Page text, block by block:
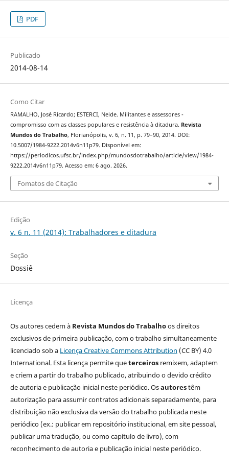
PDF
Publicado
2014-08-14
Como Citar
RAMALHO, José Ricardo; ESTERCI, Neide. Militantes e assessores -
compromisso com as classes populares e resistência à ditadura. Revista
Mundos do Trabalho, Florianópolis, v. 6, n. 11, p. 79–90, 2014. DOI:
10.5007/1984-9222.2014v6n11p79. Disponível em:
https://periodicos.ufsc.br/index.php/mundosdotrabalho/article/view/1984-
9222.2014v6n11p79. Acesso em: 6 ago. 2026.
Fomatos de Citação
Edição
v. 6 n. 11 (2014): Trabalhadores e ditadura
Seção
Dossiê
Licença
Os autores cedem à Revista Mundos do Trabalhoos direitos
exclusivos de primeira publicação, com o trabalho simultaneamente
licenciado sob a Licença Creative Commons Attribution (CC BY) 4.0
International. Esta licença permite queterceirosremixem, adaptem
e criem a partir do trabalho publicado, atribuindo o devido crédito
de autoria e publicação inicial neste periódico. Osautorestêm
autorização para assumir contratos adicionais separadamente, para
distribuição não exclusiva da versão do trabalho publicada neste
periódico (ex.: publicar em repositório institucional, em site pessoal,
publicar uma tradução, ou como capítulo de livro), com
reconhecimento de autoria e publicação inicial neste periódico.